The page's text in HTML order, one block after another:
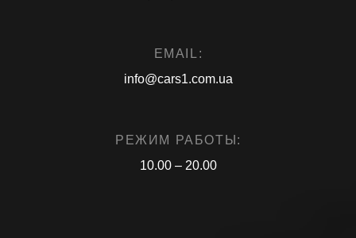
EMAIL:
info@cars1.com.ua
РЕЖИМ РАБОТЫ:
10.00 – 20.00